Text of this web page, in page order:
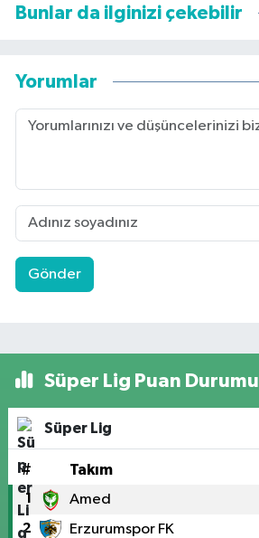
Bunlar da ilginizi çekebilir
Yorumlar
Gönder
Süper Lig Puan Durumu
Süper Lig
# Takım
1 Amed
2 Erzurumspor FK